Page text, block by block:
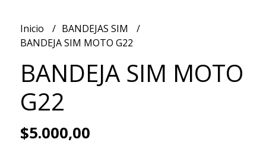
Inicio
BANDEJAS SIM
BANDEJA SIM MOTO G22
BANDEJA SIM MOTO
G22
$5.000,00